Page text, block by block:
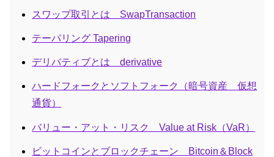
スワップ取引とは SwapTransaction
テーパリング Tapering
デリバティブとは derivative
ハードフォークとソフトフォーク（暗号資産 仮想
通貨）
バリュー・アット・リスク Value at Risk（VaR）
ビットコインとブロックチェーン Bitcoin＆Block